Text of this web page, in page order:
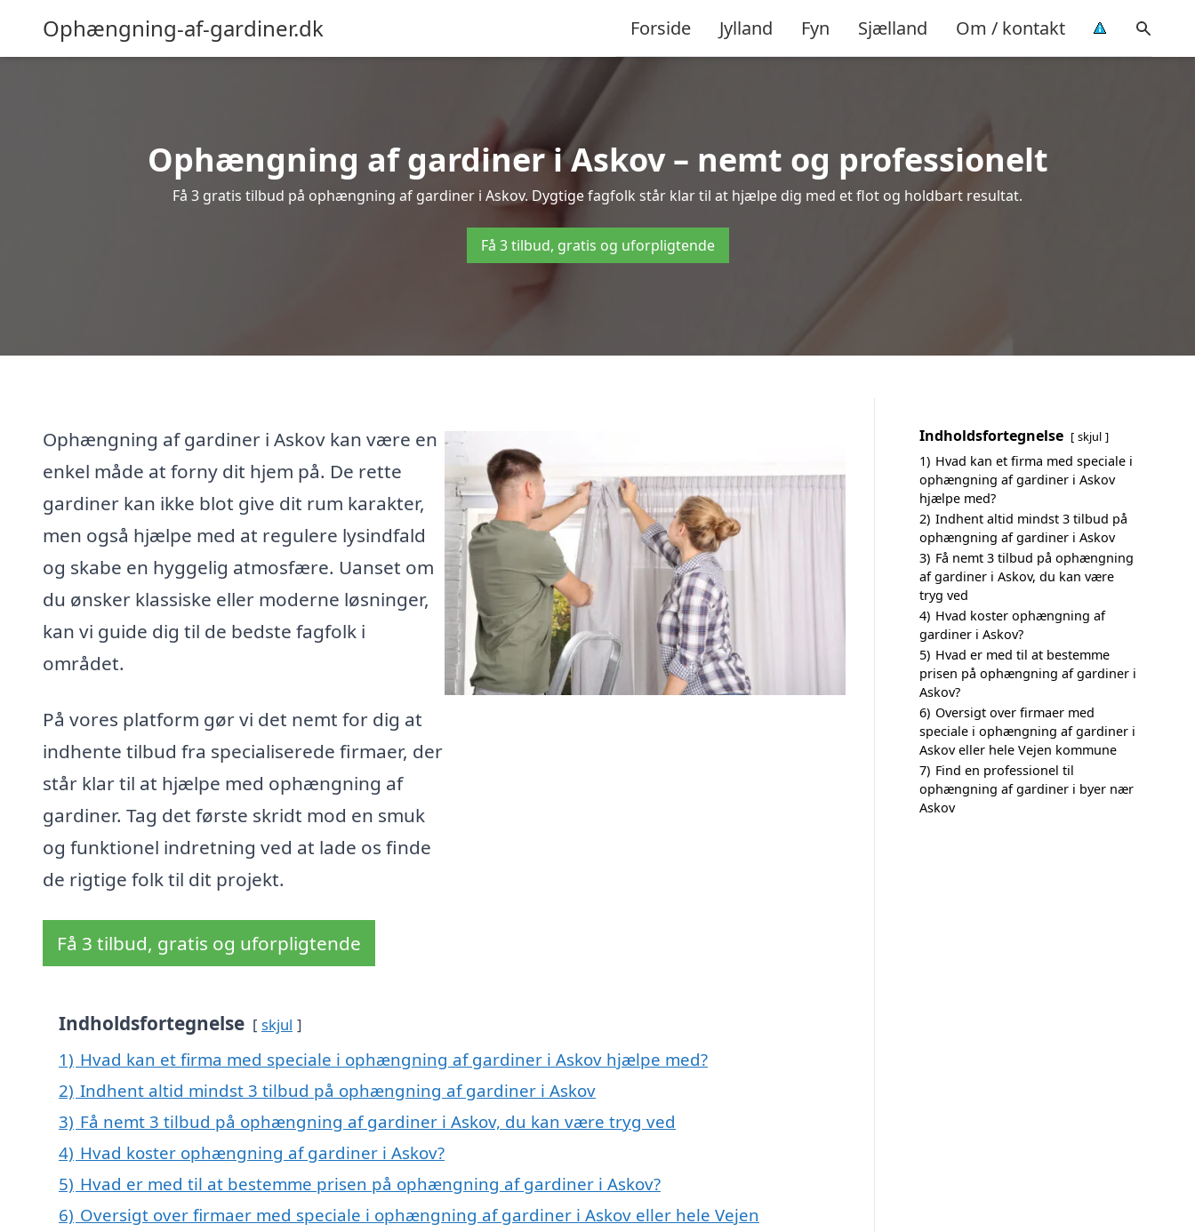
Ophængning-af-gardiner.dk Forside Jylland Fyn Sjælland Om / kontakt
Ophængning af gardiner i Askov – nemt og professionelt
Få 3 gratis tilbud på ophængning af gardiner i Askov. Dygtige fagfolk står klar til at hjælpe dig med et flot og holdbart resultat.
Få 3 tilbud, gratis og uforpligtende
Ophængning af gardiner i Askov kan være en
enkel måde at forny dit hjem på. De rette
gardiner kan ikke blot give dit rum karakter,
men også hjælpe med at regulere lysindfald
og skabe en hyggelig atmosfære. Uanset om
du ønsker klassiske eller moderne løsninger,
kan vi guide dig til de bedste fagfolk i
området.
På vores platform gør vi det nemt for dig at
indhente tilbud fra specialiserede firmaer, der
står klar til at hjælpe med ophængning af
gardiner. Tag det første skridt mod en smuk
og funktionel indretning ved at lade os finde
de rigtige folk til dit projekt.
Få 3 tilbud, gratis og uforpligtende
Indholdsfortegnelse skjul
1) Hvad kan et firma med speciale i ophængning af gardiner i Askov hjælpe med?
2) Indhent altid mindst 3 tilbud på ophængning af gardiner i Askov
3) Få nemt 3 tilbud på ophængning af gardiner i Askov, du kan være tryg ved
4) Hvad koster ophængning af gardiner i Askov?
5) Hvad er med til at bestemme prisen på ophængning af gardiner i Askov?
6) Oversigt over firmaer med speciale i ophængning af gardiner i Askov eller hele Vejen
Indholdsfortegnelse skjul
1) Hvad kan et firma med speciale i
ophængning af gardiner i Askov
hjælpe med?
2) Indhent altid mindst 3 tilbud på
ophængning af gardiner i Askov
3) Få nemt 3 tilbud på ophængning
af gardiner i Askov, du kan være
tryg ved
4) Hvad koster ophængning af
gardiner i Askov?
5) Hvad er med til at bestemme
prisen på ophængning af gardiner i
Askov?
6) Oversigt over firmaer med
speciale i ophængning af gardiner i
Askov eller hele Vejen kommune
7) Find en professionel til
ophængning af gardiner i byer nær
Askov